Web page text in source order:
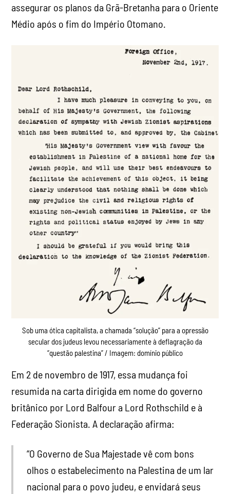
assegurar os planos da Grã-Bretanha para o Oriente
Médio após o fim do Império Otomano.
Sob uma ótica capitalista, a chamada “solução” para a opressão
secular dos judeus levou necessariamente à deflagração da
“questão palestina” / Imagem: domínio público
Em 2 de novembro de 1917, essa mudança foi
resumida na carta dirigida em nome do governo
britânico por Lord Balfour a Lord Rothschild e à
Federação Sionista. A declaração afirma:
“O Governo de Sua Majestade vê com bons
olhos o estabelecimento na Palestina de um lar
nacional para o povo judeu, e envidará seus